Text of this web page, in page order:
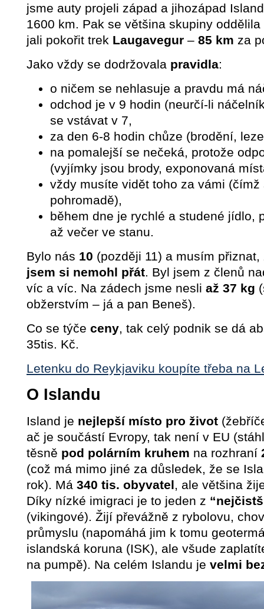
jsme auty projeli západ a jihozápad
1600 km. Pak se většina skupiny
jali pokořit trek Laugavegur – 85 km za
Jako vždy se dodržovala pravidla:
o ničem se nehlasuje a pravdu má
odchod je v 9 hodin (neurčí-li
se vstávat v 7,
za den 6-8 hodin chůze (brodění,
na pomalejší se nečeká, protože
(vyjímky jsou brody, exponovaná
vždy musíte vidět toho za vámi
pohromadě),
během dne je rychlé a studené jídlo,
až večer ve stanu.
Bylo nás 10 (později 11) a musím
jsem si nemohl přát. Byl jsem z členů
víc a víc. Na zádech jsme nesli až 37 kg
obžerstvím – já a pan Beneš).
Co se týče ceny, tak celý podnik se dá
35tis. Kč.
Letenku do Reykjaviku koupíte třeba na
O Islandu
Island je nejlepší místo pro život
ač je součástí Evropy, tak není v EU
těsně pod polárním kruhem na rozhraní
(což má mimo jiné za důsledek, že se
rok). Má 340 tis. obyvatel, ale většina
Díky nízké imigraci je to jeden z
(vikingové). Žijí převážně z rybolovu,
průmyslu (napomáhá jim k tomu
islandská koruna (ISK), ale všude
na pumpě). Na celém Islandu je velmi